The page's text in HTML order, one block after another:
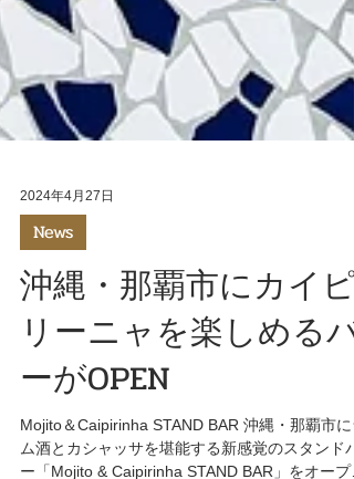
2024年4月27日
News
沖縄・那覇市にカイピ
リーニャを楽しめるバ
ーがOPEN